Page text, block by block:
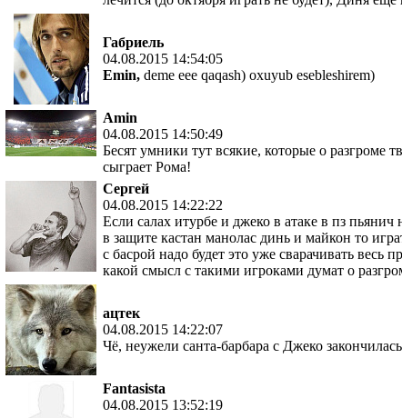
Габриель
04.08.2015 14:54:05
Emin, deme eee qaqash) oxuyub esebleshirem)
Amin
04.08.2015 14:50:49
Бесят умники тут всякие, которые о разгроме
сыграет Рома!
Сергей
04.08.2015 14:22:22
Если салах итурбе и джеко в атаке в пз пьянич
в защите кастан манолас динь и майкон то
с басрой надо будет это уже сварачивать весь
какой смысл с такими игроками думат о
ацтек
04.08.2015 14:22:07
Чё, неужели санта-барбара с Джеко
Fantasista
04.08.2015 13:52:19